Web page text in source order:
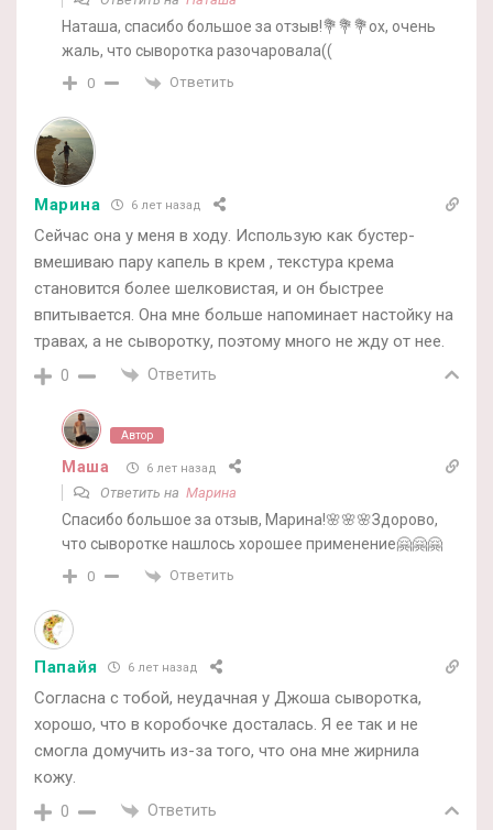
Наташа, спасибо большое за отзыв!💐💐💐ох, очень
жаль, что сыворотка разочаровала((
0 Ответить
Марина 6 лет назад
Сейчас она у меня в ходу. Использую как бустер-
вмешиваю пару капель в крем , текстура крема
становится более шелковистая, и он быстрее
впитывается. Она мне больше напоминает настойку на
травах, а не сыворотку, поэтому много не жду от нее.
0 Ответить
Автор
Маша 6 лет назад
Ответить на Марина
Спасибо большое за отзыв, Марина!🌸🌸🌸Здорово,
что сыворотке нашлось хорошее применение🤗🤗🤗
0 Ответить
Папайя 6 лет назад
Согласна с тобой, неудачная у Джоша сыворотка,
хорошо, что в коробочке досталась. Я ее так и не
смогла домучить из-за того, что она мне жирнила
кожу.
0 Ответить